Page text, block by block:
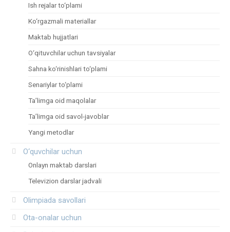
Ish rejalar to‘plami
Ko‘rgazmali materiallar
Maktab hujjatlari
O‘qituvchilar uchun tavsiyalar
Sahna ko‘rinishlari to‘plami
Senariylar to‘plami
Ta’limga oid maqolalar
Ta’limga oid savol-javoblar
Yangi metodlar
O‘quvchilar uchun
Onlayn maktab darslari
Televizion darslar jadvali
Olimpiada savollari
Ota-onalar uchun